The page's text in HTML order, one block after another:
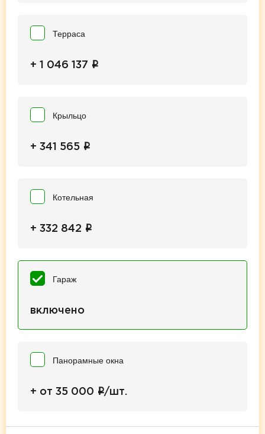
Терраса
+ 1 046 137 i
Крыльцо
+ 341 565 i
Котельная
+ 332 842 i
Гараж
включено
Панорамные окна
+ от 35 000 i/шт.